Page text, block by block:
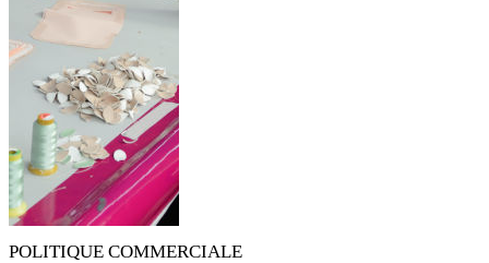
POLITIQUE COMMERCIALE